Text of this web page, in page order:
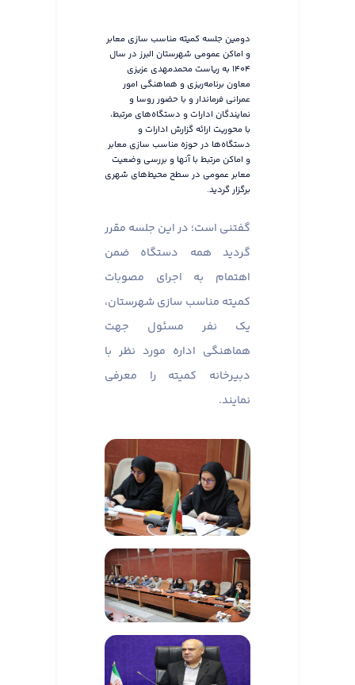
دومین جلسه کمیته مناسب سازی معابر
و اماکن عمومی شهرستان البرز در سال
۱۴۰۴ به ریاست محمدمهدی عزیزی
معاون برنامه‌ریزی و هماهنگی امور
عمرانی فرماندار و با حضور روسا و
نمایندگان ادارات و دستگاه‌های مرتبط،
با محوریت ارائه گزارش ادارات و
دستگاه‌ها در حوزه مناسب سازی معابر
و اماکن مرتبط با آنها و بررسی وضعیت
معابر عمومی در سطح محیط‌های شهری
برگزار گردید.
گفتنی است؛ در این جلسه مقرر
گردید همه دستگاه ضمن
اهتمام به اجرای مصوبات
کمیته مناسب سازی شهرستان،
یک نفر مسئول جهت
هماهنگی اداره مورد نظر با
دبیرخانه کمیته را معرفی
نمایند.